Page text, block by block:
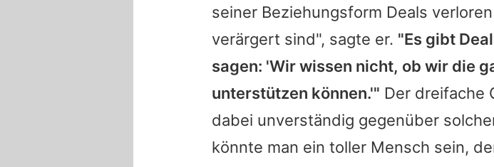
Team
Redaktionelle
seiner Beziehungsform Deals
verärgert sind", sagte er. "Es gibt
sagen: 'Wir wissen nicht, ob wir die
unterstützen können.'" Der dreifache
dabei unverständig gegenüber
könnte man ein toller Mensch sein,